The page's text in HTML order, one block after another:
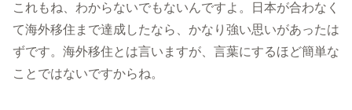
これもね、わからないでもないんですよ。日本が合わなく
て海外移住まで達成したなら、かなり強い思いがあったは
ずです。海外移住とは言いますが、言葉にするほど簡単な
ことではないですからね。